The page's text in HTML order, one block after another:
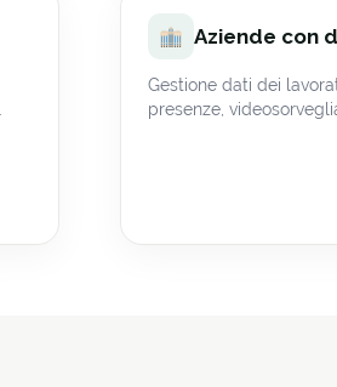
Aziende con
Gestione dati dei
presenze,